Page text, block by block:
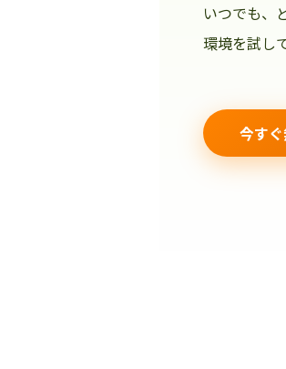
いつでも、
環境を試し
今す